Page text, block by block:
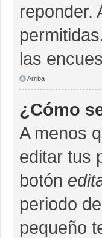
reponder.
las
Arriba
¿Cómo
A menos
editar tus
botón
periodo
pequeño